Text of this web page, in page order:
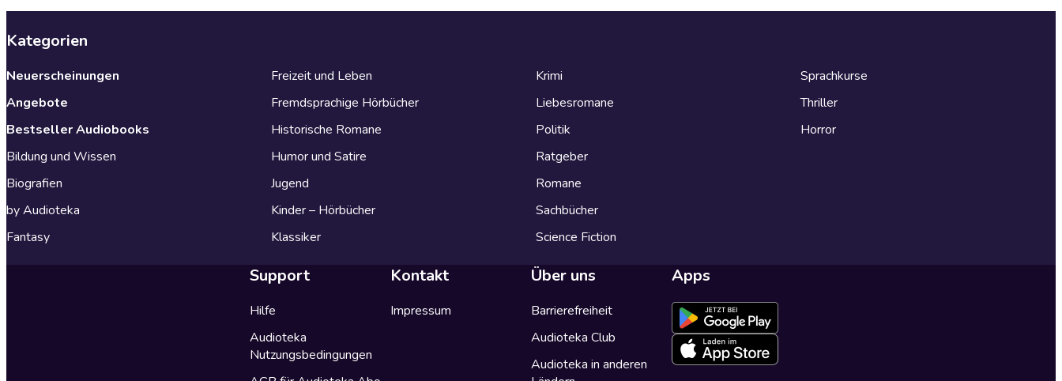
Kategorien
Neuerscheinungen
Angebote
Bestseller Audiobooks
Bildung und Wissen
Biografien
by Audioteka
Fantasy
Freizeit und Leben
Fremdsprachige Hörbücher
Historische Romane
Humor und Satire
Jugend
Kinder – Hörbücher
Klassiker
Krimi
Liebesromane
Politik
Ratgeber
Romane
Sachbücher
Science Fiction
Sprachkurse
Thriller
Horror
Support
Hilfe
Audioteka
Nutzungsbedingungen
Kontakt
Impressum
Über uns
Barrierefreiheit
Audioteka Club
Audioteka in anderen
Apps